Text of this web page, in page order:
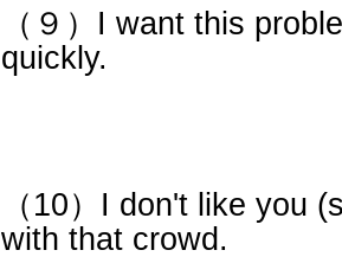
（９）I want this
quickly.
（10）I don't like you
with that crowd.